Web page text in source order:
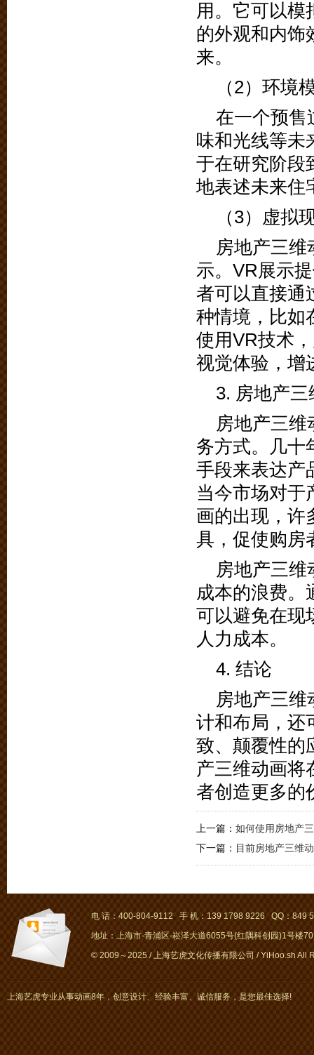
用。它可以模
的外观和内饰
来。
（2）环境
在一个预售
味和光线等未
于在研究阶段
地表述未来住
（3）虚拟
房地产三
示。VR展示
者可以直接通
种情境，比如
使用VR技术
视觉体验，增
3. 房地产
房地产三
务方式。几十
手段来表达产
当今市场对于
画的出现，许
具，促使购房
房地产三
成本的浪费。
可以避免在现
人力成本。
4. 结论
房地产三
计和布局，还
致、颠覆性的
产三维动画将
者创造更多的
上一篇： 如何使用房地产
下一篇： 目前房地产三维
电 话：400-804-9112 手 机：139 1798 9226 QQ：849
地址：上海市-青浦区-崧泽大道6055号(红隅科创园)1号楼
© 2009～2025 / 上海艺虎文化传播有限公司 / YiHoo.sh All
上海艺虎专业从事动画8年，创意设计、经验丰富、诚信服务，是您最佳选择!